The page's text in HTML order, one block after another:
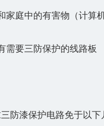
家庭中的有害物（计算
需要三防保护的线路板
防漆保护电路免于以下